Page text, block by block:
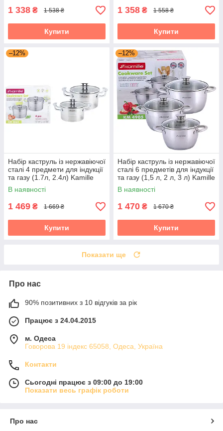
1 338 ₴ 1 538 ₴
Купити
1 358 ₴ 1 558 ₴
Купити
–12%
Набір каструль із нержавіючої
сталі 4 предмети для індукції
та газу (1.7л, 2.4л) Kamille
KM-5860
В наявності
1 469 ₴ 1 669 ₴
Купити
–12%
Набір каструль із нержавіючої
сталі 6 предметів для індукції
та газу (1,5 л, 2 л, 3 л) Kamille
KM-4905
В наявності
1 470 ₴ 1 670 ₴
Купити
Показати ще
Про нас
90% позитивних з 10 відгуків за рік
Працює з 24.04.2015
м. Одеса
Говорова 19 індекс 65058, Одеса, Україна
Контакти
Сьогодні працює з 09:00 до 19:00
Показати весь графік роботи
Про нас